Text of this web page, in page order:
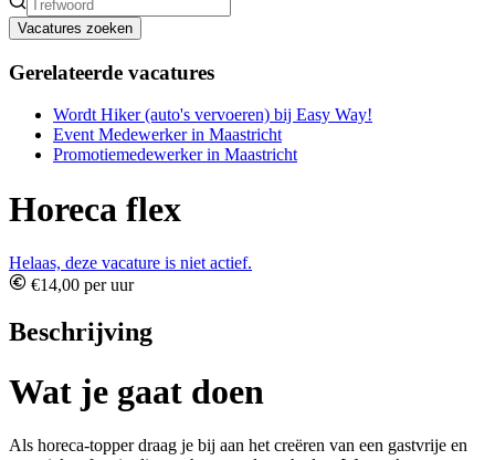
Vacatures zoeken
Gerelateerde vacatures
Wordt Hiker (auto's vervoeren) bij Easy Way!
Event Medewerker in Maastricht
Promotiemedewerker in Maastricht
Horeca flex
Helaas, deze vacature is niet actief.
€14,00 per uur
Beschrijving
Wat je gaat doen
Als horeca-topper draag je bij aan het creëren van een gastvrije en